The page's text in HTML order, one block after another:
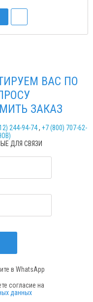
ВАС ПО
ЗАКАЗ
244-94-74, +7 (800) 707-62-
ДЛЯ СВЯЗИ
в WhatsApp
согласие на
данных